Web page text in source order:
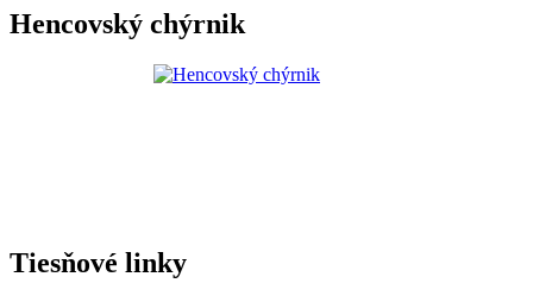
Hencovský chýrnik
Tiesňové linky